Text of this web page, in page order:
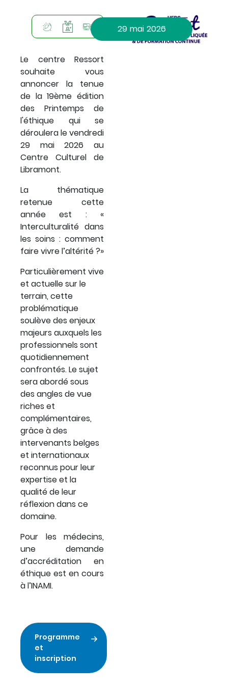
29 mai 2026
Catégorisation
l'évènement
Icon Icon Icon
Description
Le centre Ressort
souhaite vous
annoncer la tenue
de la 19ème édition
des Printemps de
l'éthique qui se
déroulera le vendredi
29 mai 2026 au
Centre Culturel de
Libramont.
La thématique
retenue cette
année est : «
Interculturalité dans
les soins : comment
faire vivre l’altérité ?»
Particulièrement vive
et actuelle sur le
terrain, cette
problématique
soulève des enjeux
majeurs auxquels les
professionnels sont
quotidiennement
confrontés. Le sujet
sera abordé sous
des angles de vue
riches et
complémentaires,
grâce à des
intervenants belges
et internationaux
reconnus pour leur
expertise et la
qualité de leur
réflexion dans ce
domaine.
Pour les médecins,
une demande
d’accréditation en
éthique est en cours
à l’INAMI.
Programme
et
inscription
Photo